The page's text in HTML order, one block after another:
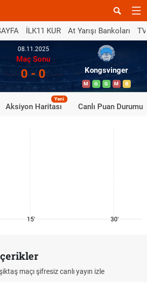
İLK11 KUR At Yarışı Bankoları
08.11.2025
Maç Sonu
0 - 0 Kongsvinger
M G G M B
Aksiyon Haritası
Yeni
Canlı Puan Durumu
15' 30'
maçı şifresiz canlı yayın izle